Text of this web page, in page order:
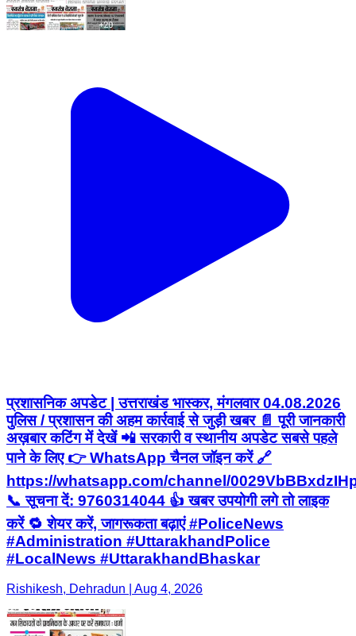
प्रशासनिक अपडेट | उत्तराखंड भास्कर, मंगलवार 04.08.2026
पुलिस / प्रशासन की अहम कार्रवाई से जुड़ी खबर 📄 पूरी जानकारी
अख़बार कटिंग में देखें 📲 सरकारी व स्थानीय अपडेट सबसे पहले
पाने के लिए 👉 WhatsApp चैनल जॉइन करें 🔗
https://whatsapp.com/channel/
📞 सूचना दें: 9760314044 👍 खबर उपयोगी लगे तो लाइक
करें 🔁 शेयर करें, जागरूकता बढ़ाएं #PoliceNews
#Administration #UttarakhandPolice
#LocalNews #UttarakhandBhaskar
Rishikesh, Dehradun | Aug 4, 2026